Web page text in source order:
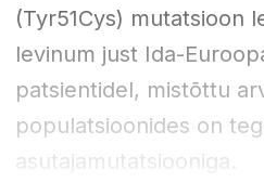
(Tyr51Cys) mutatsioon
levinum just Ida-
patsientidel, mistõttu
populatsioonides on
asutajamutatsiooniga.